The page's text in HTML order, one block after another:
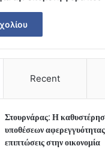
Recent
Στουρνάρας: Η
υποθέσεων
επιπτώσεις στην οικονομία